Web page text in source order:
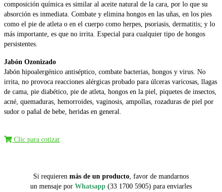
composición química es similar al aceite natural de la cara, por lo que su
absorción es inmediata. Combate y elimina hongos en las uñas, en los pies
como el pie de atleta o en el cuerpo como herpes, psoriasis, dermatitis; y lo
más importante, es que no irrita. Especial para cualquier tipo de hongos
persistentes.
Jabón Ozonizado
Jabón hipoalergénico antiséptico, combate bacterias, hongos y virus. No
irrita, no provoca reacciones alérgicas probado para úlceras varicosas, llagas
de cama, pie diabético, pie de atleta, hongos en la piel, piquetes de insectos,
acné, quemaduras, hemorroides, vaginosis, ampollas, rozaduras de piel por
sudor o pañal de bebe, heridas en general.
Clic para cotizar
Si requieren más de un producto, favor de mandarnos
un mensaje por Whatsapp (33 1700 5905) para enviarles